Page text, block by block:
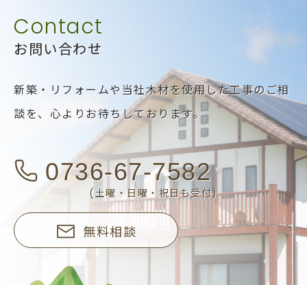
お問い合わせ
新築・リフォームや当社木材を使用した工事のご相
談を、 心よりお待ちしております。
0736-67-7582
(土曜・日曜・祝日も受付)
無料相談